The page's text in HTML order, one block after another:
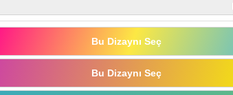
Bu Dizaynı Seç
Bu Dizaynı Seç